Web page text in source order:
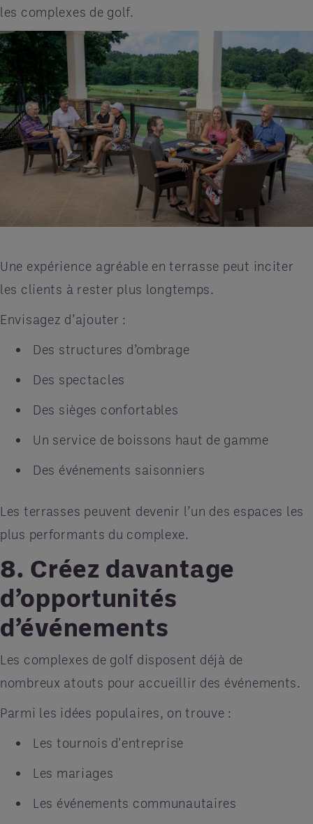
les complexes de golf.
Une expérience agréable en terrasse peut inciter
les clients à rester plus longtemps.
Envisagez d’ajouter :
Des structures d’ombrage
Des spectacles
Des sièges confortables
Un service de boissons haut de gamme
Des événements saisonniers
Les terrasses peuvent devenir l’un des espaces les
plus performants du complexe.
8. Créez davantage
d’opportunités
d’événements
Les complexes de golf disposent déjà de
nombreux atouts pour accueillir des événements.
Parmi les idées populaires, on trouve :
Les tournois d'entreprise
Les mariages
Les événements communautaires